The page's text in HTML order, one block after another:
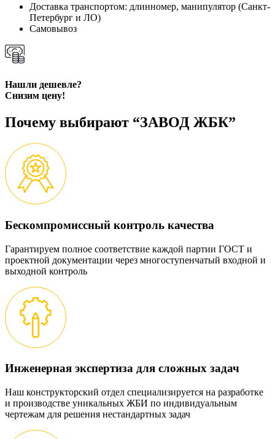
Доставка транспортом: длинномер, манипулятор (Санкт-
Петербург и ЛО)
Самовывоз
Нашли дешевле?
Снизим цену!
Почему выбирают “ЗАВОД ЖБК”
Бескомпромиссный контроль качества
Гарантируем полное соответствие каждой партии ГОСТ и
проектной документации через многоступенчатый входной и
выходной контроль
Инженерная экспертиза для сложных задач
Наш конструкторский отдел специализируется на разработке
и производстве уникальных ЖБИ по индивидуальным
чертежам для решения нестандартных задач